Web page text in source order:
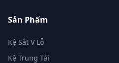
Sản Phẩm
Kệ Sắt V Lỗ
Kệ Trung Tải